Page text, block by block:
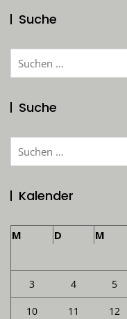
Suche
Suchen
Suche
Suchen
Kalender
M D M
3 4 5
10 11 12